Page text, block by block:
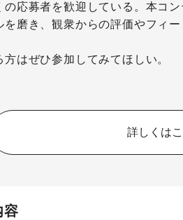
の応募者を歓迎している。本コ
を磨き、観衆からの評価やフィ
方はぜひ参加してみてほしい。
詳しくは
容